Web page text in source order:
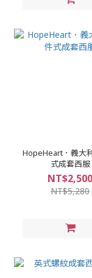
HopeHeart．義大
式成套西服
NT$2,500
NT$5,280